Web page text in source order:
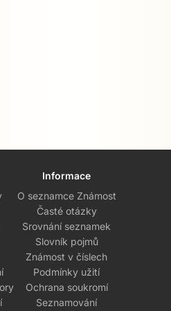
Informace
O seznamce Známost
Časté otázky
Srovnání seznamek
Slovník pojmů
Známost v číslech
Podmínky užití
Ochrana soukromí
Seznamování